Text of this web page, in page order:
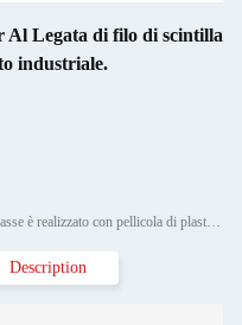
Al Legata di filo di scintilla
industriale.
Imballaggi particolari: L'imballaggio del filo dell'asse è realizzato con pellicola di plastica, mentre l'imballaggio estern
Description